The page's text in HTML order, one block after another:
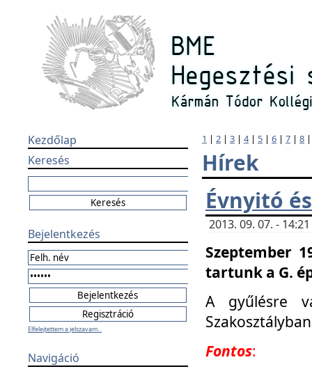
Kezdőlap
Keresés
Bejelentkezés
Elfelejtettem a jelszavam...
Navigáció
1 | 2 | 3 | 4| 5 | 6 | 7 | 8
Hírek
Évnyitó
2013. 09. 07. -
Szeptember
tartunk a G.
A gyűlésre
Fontos: